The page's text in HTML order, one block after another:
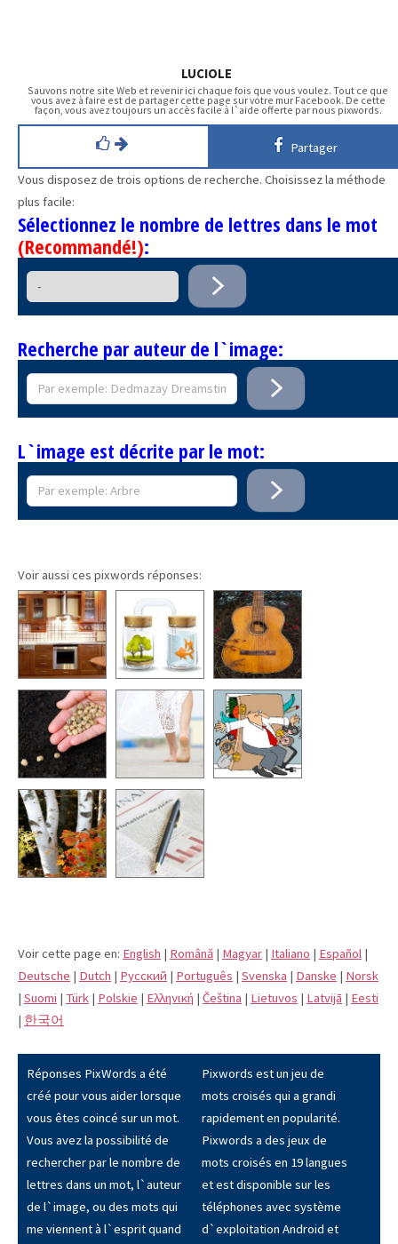
LUCIOLE
Sauvons notre site Web et revenir ici chaque fois que vous voulez. Tout ce que
vous avez à faire est de partager cette page sur votre mur Facebook. De cette
façon, vous avez toujours un accès facile à l`aide offerte par nous pixwords.
Partager
Vous disposez de trois options de recherche. Choisissez la méthode
plus facile:
Sélectionnez le nombre de lettres dans le mot
(Recommandé!):
Recherche par auteur de l`image:
L`image est décrite par le mot:
Voir aussi ces pixwords réponses:
Voir cette page en: English | Română | Magyar | Italiano | Español |
Deutsche | Dutch | Pусский | Português | Svenska | Danske | Norsk
| Suomi | Türk | Polskie | Eλληνική | Čeština | Lietuvos | Latvijā | Eesti
| 한국어
Réponses PixWords a été
créé pour vous aider lorsque
vous êtes coincé sur un mot.
Vous avez la possibilité de
rechercher par le nombre de
lettres dans un mot, l`auteur
de l`image, ou des mots qui
me viennent à l`esprit quand
Pixwords est un jeu de
mots croisés qui a grandi
rapidement en popularité.
Pixwords a des jeux de
mots croisés en 19 langues
et est disponible sur les
téléphones avec système
d`exploitation Android et